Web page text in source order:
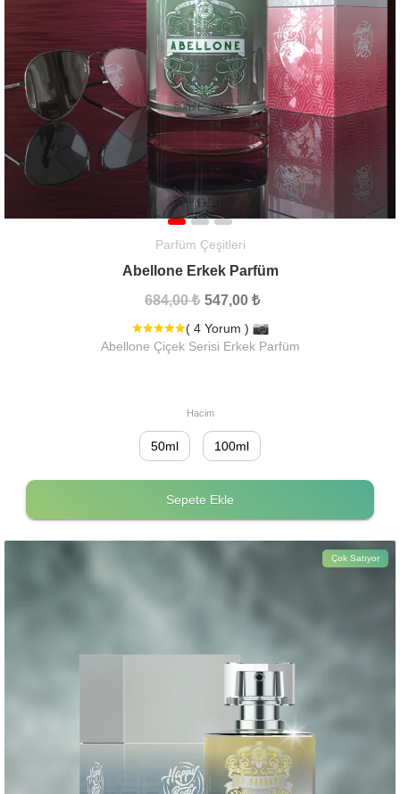
Parfüm Çeşitleri
Abellone Erkek Parfüm
684,00 ₺ 547,00 ₺
( 4 Yorum )
Abellone Çiçek Serisi Erkek Parfüm
Hacim
50ml 100ml
Sepete Ekle
Çok Satıyor